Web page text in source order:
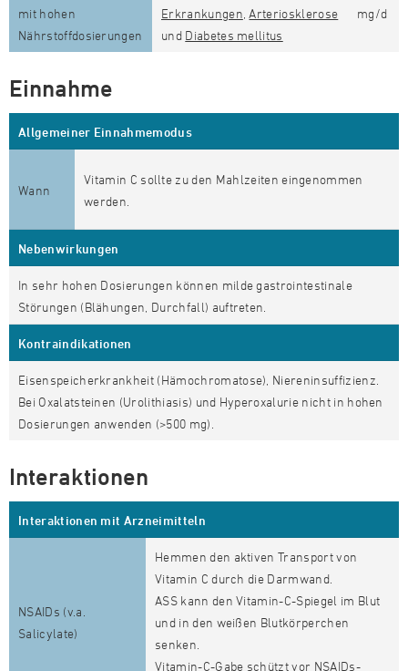
mit hohen
Nährstoffdosierungen
Erkrankungen Arteriosklerose
und Diabetes mellitus
mg/d
Einnahme
Allgemeiner Einnahmemodus
Wann
Vitamin C sollte zu den Mahlzeiten eingenommen
werden.
Nebenwirkungen
In sehr hohen Dosierungen können milde gastrointestinale
Störungen (Blähungen, Durchfall) auftreten.
Kontraindikationen
Eisenspeicherkrankheit (Hämochromatose), Niereninsuffizienz.
Bei Oxalatsteinen (Urolithiasis) und Hyperoxalurie nicht in hohen
Dosierungen anwenden (>500 mg).
Interaktionen
Interaktionen mit Arzneimitteln
NSAIDs (v.a.
Salicylate)
Hemmen den aktiven Transport von
Vitamin C durch die Darmwand.
ASS kann den Vitamin-C-Spiegel im Blut
und in den weißen Blutkörperchen
senken.
Vitamin-C-Gabe schützt vor NSAIDs-